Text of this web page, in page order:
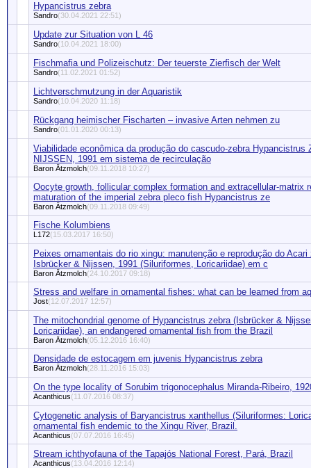
Hypancistrus zebra
Sandro(30.04.2021 22:51)
Update zur Situation von L 46
Sandro(10.04.2021 18:00)
Fischmafia und Polizeischutz: Der teuerste Zierfisch der Welt
Sandro(11.02.2021 01:52)
Lichtverschmutzung in der Aquaristik
Sandro(10.04.2020 11:18)
Rückgang heimischer Fischarten – invasive Arten nehmen zu
Sandro(01.01.2020 00:13)
Viabilidade econômica da produção do cascudo-zebra Hypancistrus
NIJSSEN, 1991 em sistema de recirculação
Baron Ätzmolch(09.11.2018 10:27)
Oocyte growth, follicular complex formation and extracellular-matrix
maturation of the imperial zebra pleco fish Hypancistrus ze
Baron Ätzmolch(09.11.2018 09:49)
Fische Kolumbiens
L172(15.03.2017 16:50)
Peixes ornamentais do rio xingu: manutenção e reprodução do
Isbrücker & Nijssen, 1991 (Siluriformes, Loricariidae) em c
Baron Ätzmolch(24.10.2017 09:18)
Stress and welfare in ornamental fishes: what can be learned from
Jost(12.07.2017 12:57)
The mitochondrial genome of Hypancistrus zebra (Isbrücker &
Loricariidae), an endangered ornamental fish from the Brazil
Baron Ätzmolch(05.12.2016 16:40)
Densidade de estocagem em juvenis Hypancistrus zebra
Baron Ätzmolch(28.11.2016 15:03)
On the type locality of Sorubim trigonocephalus Miranda-Ribeiro,
Acanthicus(11.07.2016 08:37)
Cytogenetic analysis of Baryancistrus xanthellus (Siluriformes:
ornamental fish endemic to the Xingu River, Brazil.
Acanthicus(07.07.2016 16:45)
Stream ichthyofauna of the Tapajós National Forest, Pará, Brazil
Acanthicus(13.04.2016 12:14)